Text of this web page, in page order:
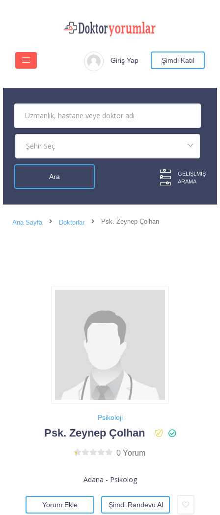
Giriş Yap Şimdi Katıl
GELIŞLMIŞ
ARAMA
Ana Sayfa Doktorlar Psk. Zeynep Çolhan
Psikoloji
Psk. Zeynep Çolhan
0 Yorum
Adana - Psikolog
Yorum Ekle Şimdi Randevu Al